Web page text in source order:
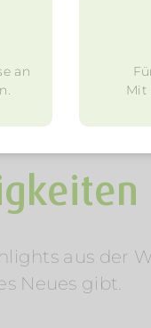
ARTIKEL
aus der
Neues gibt.
an
Mit